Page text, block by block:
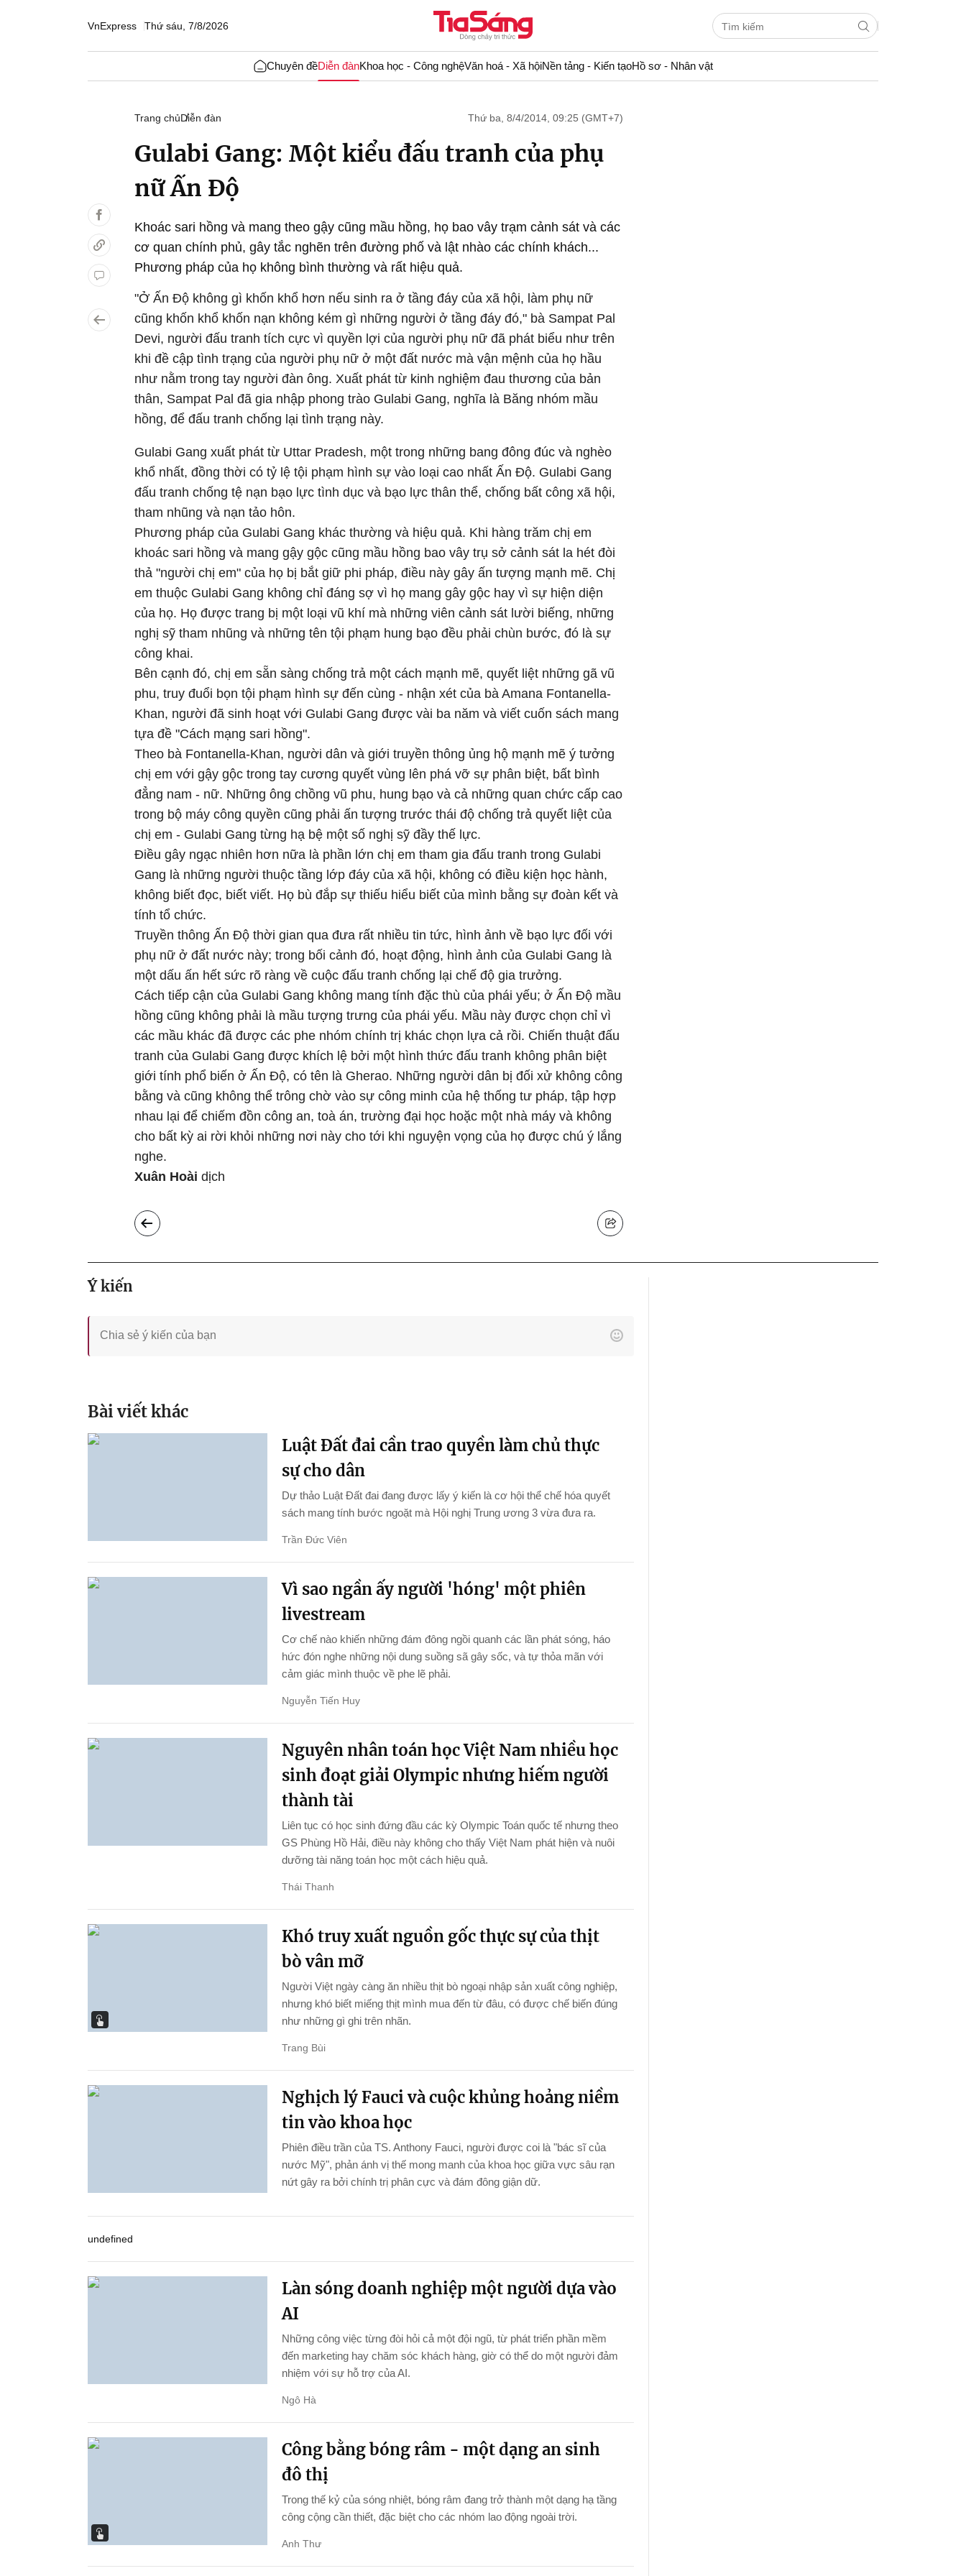
VnExpress Thứ sáu, 7/8/2026
Chuyên đềDiễn đànKhoa học - Công nghệVăn hoá - Xã hộiNền tảng - Kiến tạoHồ sơ - Nhân vật
Trang chủDiễn đàn Thứ ba, 8/4/2014, 09:25 (GMT+7)
Gulabi Gang: Một kiểu đấu tranh của phụ
nữ Ấn Độ
Khoác sari hồng và mang theo gậy cũng mầu hồng, họ bao vây trạm cảnh sát và các
cơ quan chính phủ, gây tắc nghẽn trên đường phố và lật nhào các chính khách...
Phương pháp của họ không bình thường và rất hiệu quả.
"Ở Ấn Độ không gì khốn khổ hơn nếu sinh ra ở tầng đáy của xã hội, làm phụ nữ
cũng khốn khổ khốn nạn không kém gì những người ở tầng đáy đó," bà Sampat Pal
Devi, người đấu tranh tích cực vì quyền lợi của người phụ nữ đã phát biểu như trên
khi đề cập tình trạng của người phụ nữ ở một đất nước mà vận mệnh của họ hầu
như nằm trong tay người đàn ông. Xuất phát từ kinh nghiệm đau thương của bản
thân, Sampat Pal đã gia nhập phong trào Gulabi Gang, nghĩa là Băng nhóm mầu
hồng, để đấu tranh chống lại tình trạng này.
Gulabi Gang xuất phát từ Uttar Pradesh, một trong những bang đông đúc và nghèo
khổ nhất, đồng thời có tỷ lệ tội phạm hình sự vào loại cao nhất Ấn Độ. Gulabi Gang
đấu tranh chống tệ nạn bạo lực tình dục và bạo lực thân thể, chống bất công xã hội,
tham nhũng và nạn tảo hôn.
Phương pháp của Gulabi Gang khác thường và hiệu quả. Khi hàng trăm chị em
khoác sari hồng và mang gậy gộc cũng mầu hồng bao vây trụ sở cảnh sát la hét đòi
thả "người chị em" của họ bị bắt giữ phi pháp, điều này gây ấn tượng mạnh mẽ. Chị
em thuộc Gulabi Gang không chỉ đáng sợ vì họ mang gây gộc hay vì sự hiện diện
của họ. Họ được trang bị một loại vũ khí mà những viên cảnh sát lười biếng, những
nghị sỹ tham nhũng và những tên tội phạm hung bạo đều phải chùn bước, đó là sự
công khai.
Bên cạnh đó, chị em sẵn sàng chống trả một cách mạnh mẽ, quyết liệt những gã vũ
phu, truy đuổi bọn tội phạm hình sự đến cùng - nhận xét của bà Amana Fontanella-
Khan, người đã sinh hoạt với Gulabi Gang được vài ba năm và viết cuốn sách mang
tựa đề "Cách mạng sari hồng".
Theo bà Fontanella-Khan, người dân và giới truyền thông ủng hộ mạnh mẽ ý tưởng
chị em với gậy gộc trong tay cương quyết vùng lên phá vỡ sự phân biệt, bất bình
đẳng nam - nữ. Những ông chồng vũ phu, hung bạo và cả những quan chức cấp cao
trong bộ máy công quyền cũng phải ấn tượng trước thái độ chống trả quyết liệt của
chị em - Gulabi Gang từng hạ bệ một số nghị sỹ đầy thế lực.
Điều gây ngạc nhiên hơn nữa là phần lớn chị em tham gia đấu tranh trong Gulabi
Gang là những người thuộc tầng lớp đáy của xã hội, không có điều kiện học hành,
không biết đọc, biết viết. Họ bù đắp sự thiếu hiểu biết của mình bằng sự đoàn kết và
tính tổ chức.
Truyền thông Ấn Độ thời gian qua đưa rất nhiều tin tức, hình ảnh về bạo lực đối với
phụ nữ ở đất nước này; trong bối cảnh đó, hoạt động, hình ảnh của Gulabi Gang là
một dấu ấn hết sức rõ ràng về cuộc đấu tranh chống lại chế độ gia trưởng.
Cách tiếp cận của Gulabi Gang không mang tính đặc thù của phái yếu; ở Ấn Độ mầu
hồng cũng không phải là mầu tượng trưng của phái yếu. Mầu này được chọn chỉ vì
các mầu khác đã được các phe nhóm chính trị khác chọn lựa cả rồi. Chiến thuật đấu
tranh của Gulabi Gang được khích lệ bởi một hình thức đấu tranh không phân biệt
giới tính phổ biến ở Ấn Độ, có tên là Gherao. Những người dân bị đối xử không công
bằng và cũng không thể trông chờ vào sự công minh của hệ thống tư pháp, tập hợp
nhau lại để chiếm đồn công an, toà án, trường đại học hoặc một nhà máy và không
cho bất kỳ ai rời khỏi những nơi này cho tới khi nguyện vọng của họ được chú ý lắng
nghe.
Xuân Hoài dịch
Ý kiến
Bài viết khác
Luật Đất đai cần trao quyền làm chủ thực
sự cho dân
Dự thảo Luật Đất đai đang được lấy ý kiến là cơ hội thể chế hóa quyết
sách mang tính bước ngoặt mà Hội nghị Trung ương 3 vừa đưa ra.
Trần Đức Viên
Vì sao ngần ấy người 'hóng' một phiên
livestream
Cơ chế nào khiến những đám đông ngồi quanh các lần phát sóng, háo
hức đón nghe những nội dung suồng sã gây sốc, và tự thỏa mãn với
cảm giác mình thuộc về phe lẽ phải.
Nguyễn Tiến Huy
Nguyên nhân toán học Việt Nam nhiều học
sinh đoạt giải Olympic nhưng hiếm người
thành tài
Liên tục có học sinh đứng đầu các kỳ Olympic Toán quốc tế nhưng theo
GS Phùng Hồ Hải, điều này không cho thấy Việt Nam phát hiện và nuôi
dưỡng tài năng toán học một cách hiệu quả.
Thái Thanh
Khó truy xuất nguồn gốc thực sự của thịt
bò vân mỡ
Người Việt ngày càng ăn nhiều thịt bò ngoại nhập sản xuất công nghiệp,
nhưng khó biết miếng thịt mình mua đến từ đâu, có được chế biến đúng
như những gì ghi trên nhãn.
Trang Bùi
Nghịch lý Fauci và cuộc khủng hoảng niềm
tin vào khoa học
Phiên điều trần của TS. Anthony Fauci, người được coi là "bác sĩ của
nước Mỹ", phản ánh vị thế mong manh của khoa học giữa vực sâu rạn
nứt gây ra bởi chính trị phân cực và đám đông giận dữ.
undefined
Làn sóng doanh nghiệp một người dựa vào
AI
Những công việc từng đòi hỏi cả một đội ngũ, từ phát triển phần mềm
đến marketing hay chăm sóc khách hàng, giờ có thể do một người đảm
nhiệm với sự hỗ trợ của AI.
Ngô Hà
Công bằng bóng râm - một dạng an sinh
đô thị
Trong thế kỷ của sóng nhiệt, bóng râm đang trở thành một dạng hạ tầng
công cộng cần thiết, đặc biệt cho các nhóm lao động ngoài trời.
Anh Thư